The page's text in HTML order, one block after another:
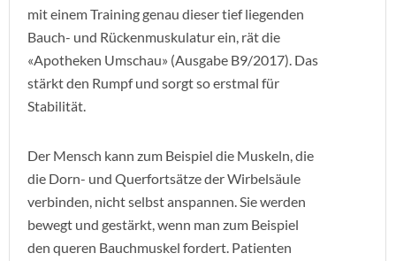
mit einem Training genau dieser tief liegenden
Bauch- und Rückenmuskulatur ein, rät die
«Apotheken Umschau» (Ausgabe B9/2017). Das
stärkt den Rumpf und sorgt so erstmal für
Stabilität.
Der Mensch kann zum Beispiel die Muskeln, die
die Dorn- und Querfortsätze der Wirbelsäule
verbinden, nicht selbst anspannen. Sie werden
bewegt und gestärkt, wenn man zum Beispiel
den queren Bauchmuskel fordert. Patienten